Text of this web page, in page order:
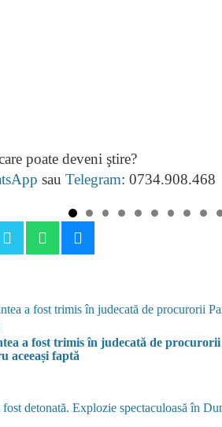
poate deveni ştire?
sau Telegram: 0734.908.468
a fost trimis în judecată de
aceeași faptă